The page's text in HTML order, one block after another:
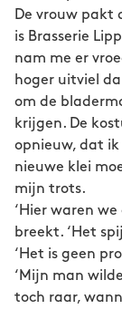
De vrouw pakt
is Brasserie
nam me er
hoger uitviel
om de
krijgen. De
opnieuw, dat
nieuwe klei
mijn trots.
‘Hier waren
breekt. ‘Het
‘Het is geen
‘Mijn man
toch raar,